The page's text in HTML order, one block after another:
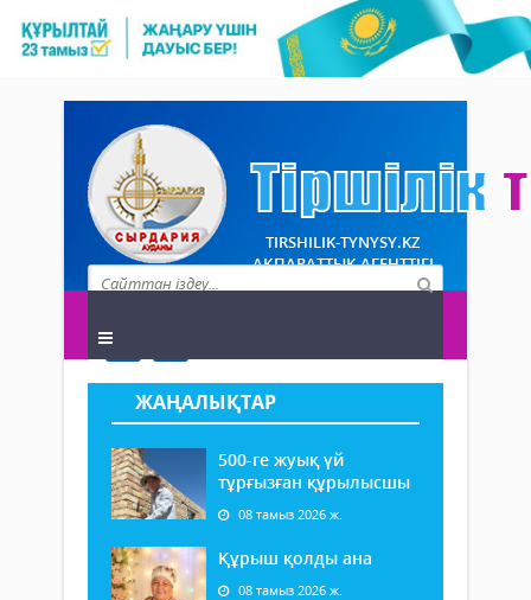
TIRSHILIK-TYNYSY.KZ
АҚПАРАТТЫҚ АГЕНТТІГІ
ЖАҢАЛЫҚТАР
500-ге жуық үй
тұрғызған құрылысшы
08 тамыз 2026 ж.
Құрыш қолды ана
08 тамыз 2026 ж.